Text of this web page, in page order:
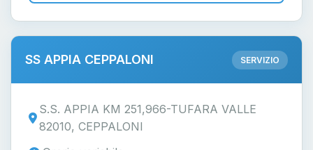
SS APPIA CEPPALONI SERVIZIO
S.S. APPIA KM 251,966-TUFARA VALLE
82010, CEPPALONI